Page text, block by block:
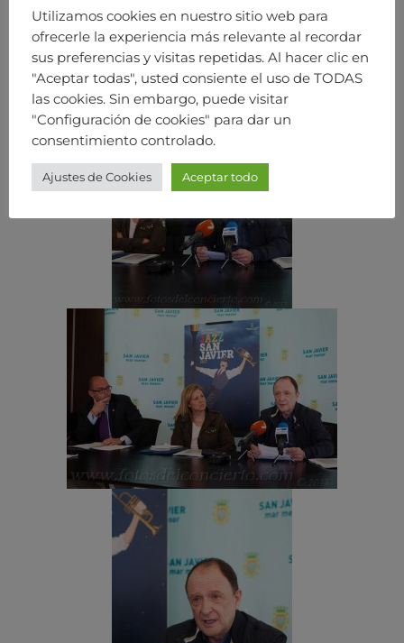
Utilizamos cookies en nuestro sitio web para
ofrecerle la experiencia más relevante al recordar
sus preferencias y visitas repetidas. Al hacer clic en
"Aceptar todas", usted consiente el uso de TODAS
las cookies. Sin embargo, puede visitar
"Configuración de cookies" para dar un
consentimiento controlado.
Ajustes de Cookies Aceptar todo